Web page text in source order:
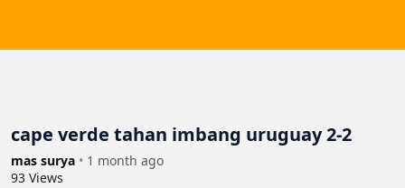
cape verde tahan imbang uruguay 2-2
mas surya • 1 month ago
93 Views